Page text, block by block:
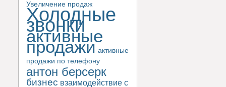
Увеличение продаж
Холодные
звонки
активные
продажи активные
продажи по телефону
антон берсерк
бизнес взаимодействие с